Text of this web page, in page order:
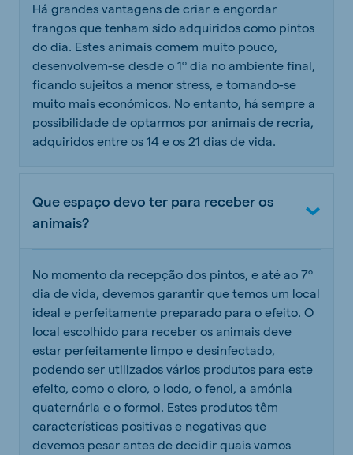
Há grandes vantagens de criar e engordar
frangos que tenham sido adquiridos como pintos
do dia. Estes animais comem muito pouco,
desenvolvem-se desde o 1º dia no ambiente final,
ficando sujeitos a menor stress, e tornando-se
muito mais económicos. No entanto, há sempre a
possibilidade de optarmos por animais de recria,
adquiridos entre os 14 e os 21 dias de vida.
Que espaço devo ter para receber os
animais?
No momento da recepção dos pintos, e até ao 7º
dia de vida, devemos garantir que temos um local
ideal e perfeitamente preparado para o efeito. O
local escolhido para receber os animais deve
estar perfeitamente limpo e desinfectado,
podendo ser utilizados vários produtos para este
efeito, como o cloro, o iodo, o fenol, a amónia
quaternária e o formol. Estes produtos têm
características positivas e negativas que
devemos pesar antes de decidir quais vamos